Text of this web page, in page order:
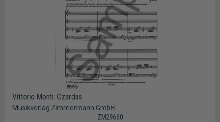
Vittorio Monti: Czardas
Musikverlag Zimmermann GmbH
ZM29660